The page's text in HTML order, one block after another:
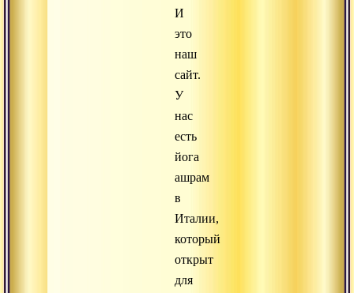
И
это
наш
сайт.
У
нас
есть
йога
ашрам
в
Италии,
который
открыт
для